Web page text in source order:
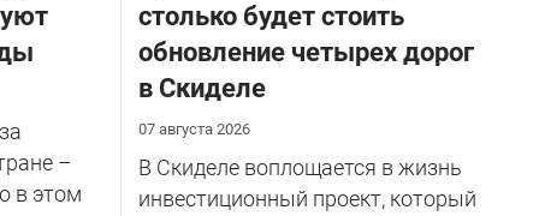
–
в этом
столько будет стоить
обновление четырех дорог
в Скиделе
07 августа 2026
В Скиделе воплощается в жизнь
инвестиционный проект, который